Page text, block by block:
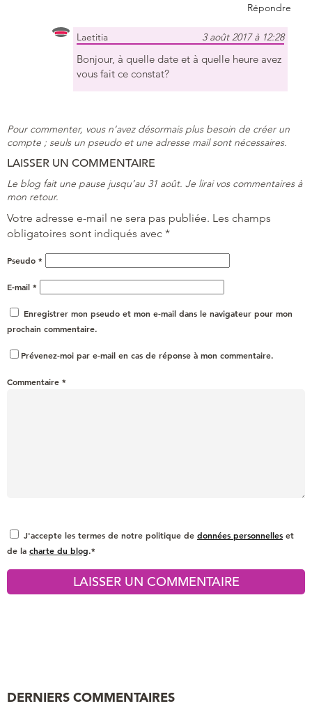
Répondre
Laetitia 3 août 2017 à 12:28
Bonjour, à quelle date et à quelle heure avez
vous fait ce constat?
Pour commenter, vous n’avez désormais plus besoin de créer un
compte ; seuls un pseudo et une adresse mail sont nécessaires.
LAISSER UN COMMENTAIRE
Le blog fait une pause jusqu’au 31 août. Je lirai vos commentaires à
mon retour.
Votre adresse e-mail ne sera pas publiée. Les champs
obligatoires sont indiqués avec *
Pseudo *
E-mail *
Enregistrer mon pseudo et mon e-mail dans le navigateur pour mon
prochain commentaire.
Prévenez-moi par e-mail en cas de réponse à mon commentaire.
Commentaire *
J'accepte les termes de notre politique de données personnelles et
de la charte du blog.*
DERNIERS COMMENTAIRES